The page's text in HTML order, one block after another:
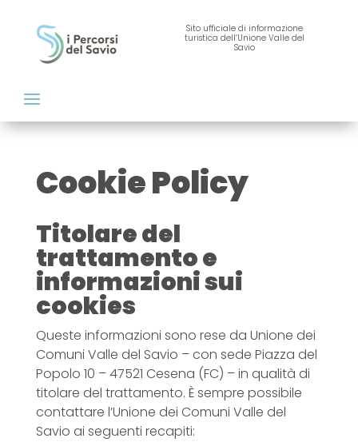
Sito ufficiale di informazione
turistica dell’Unione Valle del
Savio
Cookie Policy
Titolare del
trattamento e
informazioni sui
cookies
Queste informazioni sono rese da Unione dei
Comuni Valle del Savio – con sede Piazza del
Popolo 10 – 47521 Cesena (FC) – in qualità di
titolare del trattamento. È sempre possibile
contattare l’Unione dei Comuni Valle del
Savio ai seguenti recapiti: